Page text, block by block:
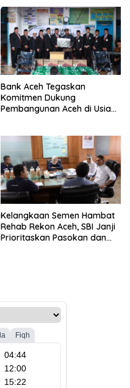
Bank Aceh Tegaskan
Komitmen Dukung
Pembangunan Aceh di Usia
Kelangkaan Semen Hambat
Rehab Rekon Aceh, SBI Janji
Prioritaskan Pasokan dan